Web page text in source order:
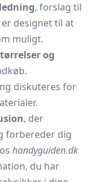
, forslag til
designet til at
muligt.
og
diskuteres for
, der
forbereder dig
handyguiden.dk
du har